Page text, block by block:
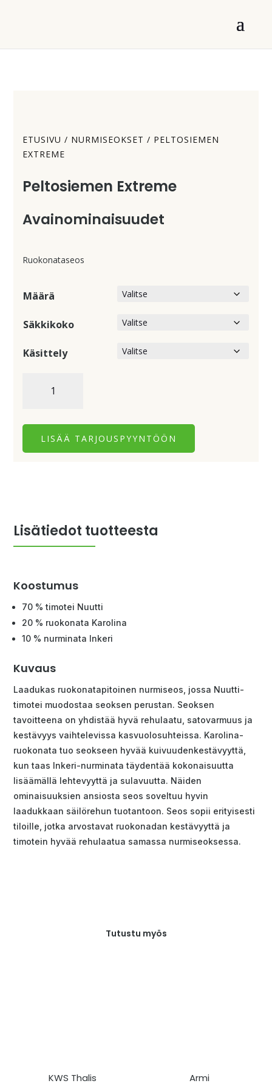
ETUSIVU / NURMISEOKSET / PELTOSIEMEN
EXTREME
Peltosiemen Extreme
Avainominaisuudet
Ruokonataseos
Määrä
Säkkikoko
Käsittely
Extreme
LISÄÄ TARJOUSPYYNTÖÖN
Lisätiedot tuotteesta
Koostumus
70 % timotei Nuutti
20 % ruokonata Karolina
10 % nurminata Inkeri
Kuvaus
Laadukas ruokonatapitoinen nurmiseos, jossa Nuutti-
timotei muodostaa seoksen perustan. Seoksen
tavoitteena on yhdistää hyvä rehulaatu, satovarmuus ja
kestävyys vaihtelevissa kasvuolosuhteissa. Karolina-
ruokonata tuo seokseen hyvää kuivuudenkestävyyttä,
kun taas Inkeri-nurminata täydentää kokonaisuutta
lisäämällä lehtevyyttä ja sulavuutta. Näiden
ominaisuuksien ansiosta seos soveltuu hyvin
laadukkaan säilörehun tuotantoon. Seos sopii erityisesti
tiloille, jotka arvostavat ruokonadan kestävyyttä ja
timotein hyvää rehulaatua samassa nurmiseoksessa.
Tutustu myös
KWS Thalis Armi